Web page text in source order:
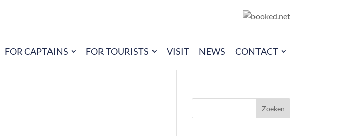
FOR CAPTAINS FOR TOURISTS VISIT NEWS CONTACT